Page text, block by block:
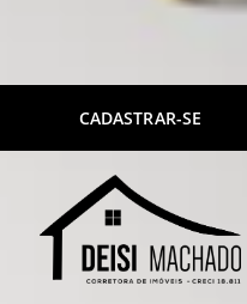
CADASTRAR-SE